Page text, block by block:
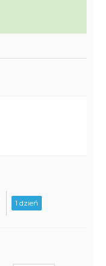
1 dzień